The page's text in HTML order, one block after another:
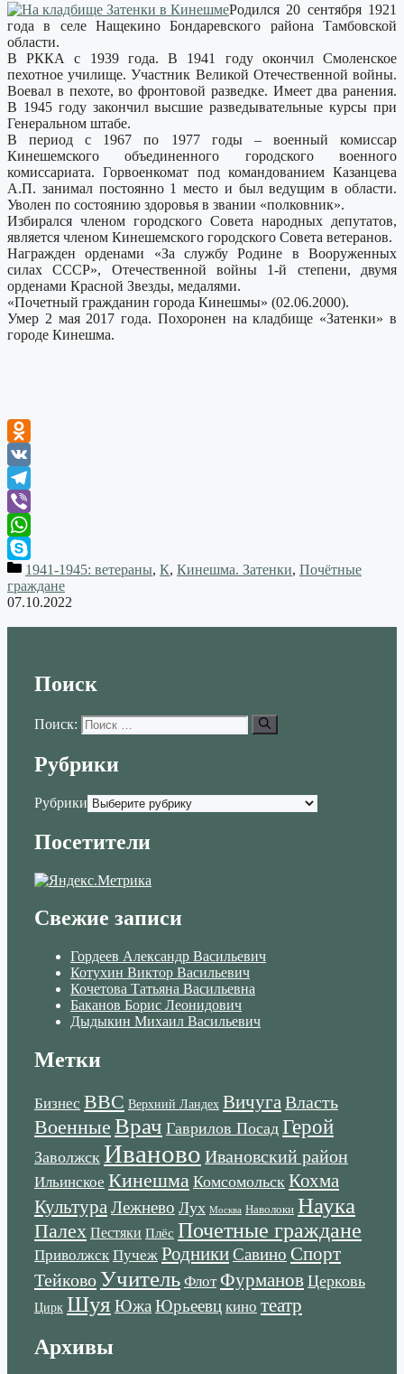
Родился 20 сентября 1921
года в селе Нащекино Бондаревского района Тамбовской
области.
В РККА с 1939 года. В 1941 году окончил Смоленское
пехотное училище. Участник Великой Отечественной войны.
Воевал в пехоте, во фронтовой разведке. Имеет два ранения.
В 1945 году закончил высшие разведывательные курсы при
Генеральном штабе.
В период с 1967 по 1977 годы – военный комиссар
Кинешемского объединенного городского военного
комиссариата. Горвоенкомат под командованием Казанцева
А.П. занимал постоянно 1 место и был ведущим в области.
Уволен по состоянию здоровья в звании «полковник».
Избирался членом городского Совета народных депутатов,
является членом Кинешемского городского Совета ветеранов.
Награжден орденами «За службу Родине в Вооруженных
силах СССР», Отечественной войны 1-й степени, двумя
орденами Красной Звезды, медалями.
«Почетный гражданин города Кинешмы» (02.06.2000).
Умер 2 мая 2017 года. Похоронен на кладбище «Затенки» в
городе Кинешма.
Odnoklassniki
VK
Telegram
Viber
WhatsApp
Skype1941-1945: ветераны, К, Кинешма. Затенки, Почётные
граждане
07.10.2022
Поиск
Поиск:
Рубрики
Рубрики
Посетители
Свежие записи
Гордеев Александр Васильевич
Котухин Виктор Васильевич
Кочетова Татьяна Васильевна
Баканов Борис Леонидович
Дыдыкин Михаил Васильевич
Метки
Бизнес ВВС Верхний Ландех ВичугаВласть
Военные Врач Гаврилов Посад Герой
Заволжск Иваново Ивановский район
Ильинское Кинешма Комсомольск Кохма
Культура Лежнево Лух Москва Наволоки Наука
Палех Пестяки Плёс Почетные граждане
Приволжск Пучеж РодникиСавино Спорт
ТейковоУчитель Флот Фурманов Церковь
Цирк Шуя Южа Юрьеевц кино театр
Архивы